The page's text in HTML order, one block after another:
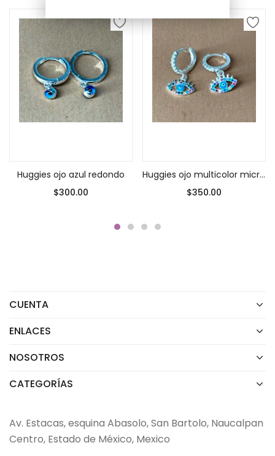
Huggies ojo azul redondo
$300.00
Huggies ojo multicolor micro zirconea
$350.00
CUENTA
ENLACES
NOSOTROS
CATEGORÍAS
Av. Estacas, esquina Abasolo, San Bartolo, Naucalpan
Centro, Estado de México, Mexico